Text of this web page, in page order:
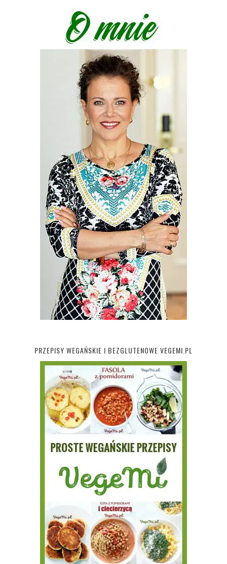
PRZEPISY WEGAŃSKIE I BEZGLUTENOWE VEGEMI.PL